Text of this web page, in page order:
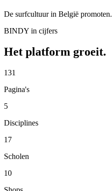
De surfcultuur in België promoten.
BINDY in cijfers
Het platform groeit.
131
Pagina's
5
Disciplines
17
Scholen
10